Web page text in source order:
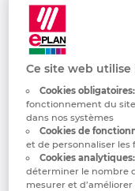
GmbH
Passion for
Industrie maritime
Technologie du
EPLAN en
Automatisation
Configuration
EPLAN Data Portal
EPLAN
EPLAN
EPLAN
Gestion des projets
Références clients
Sites
Contact
Trust Center
Brunei
Bulgaria
Canada
Chile
China
Ce site web utilise
Cookies obligatoires:
fonctionnement du
dans nos systèmes
Cookies de
et de personnaliser
Cookies analytiques:
déterminer le nombre
mesurer et